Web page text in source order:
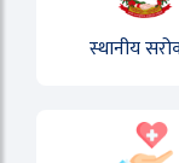
स्थानीय